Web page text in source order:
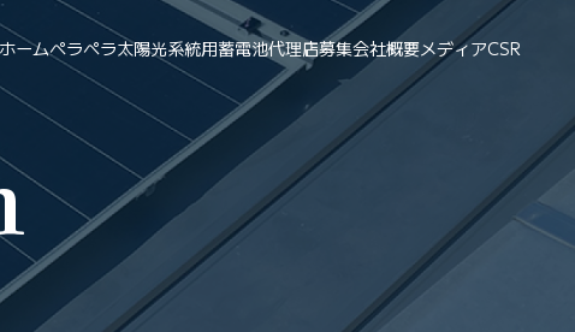
ホームペラペラ太陽光系統用蓄電池代理店募集会社概要メディアCSR